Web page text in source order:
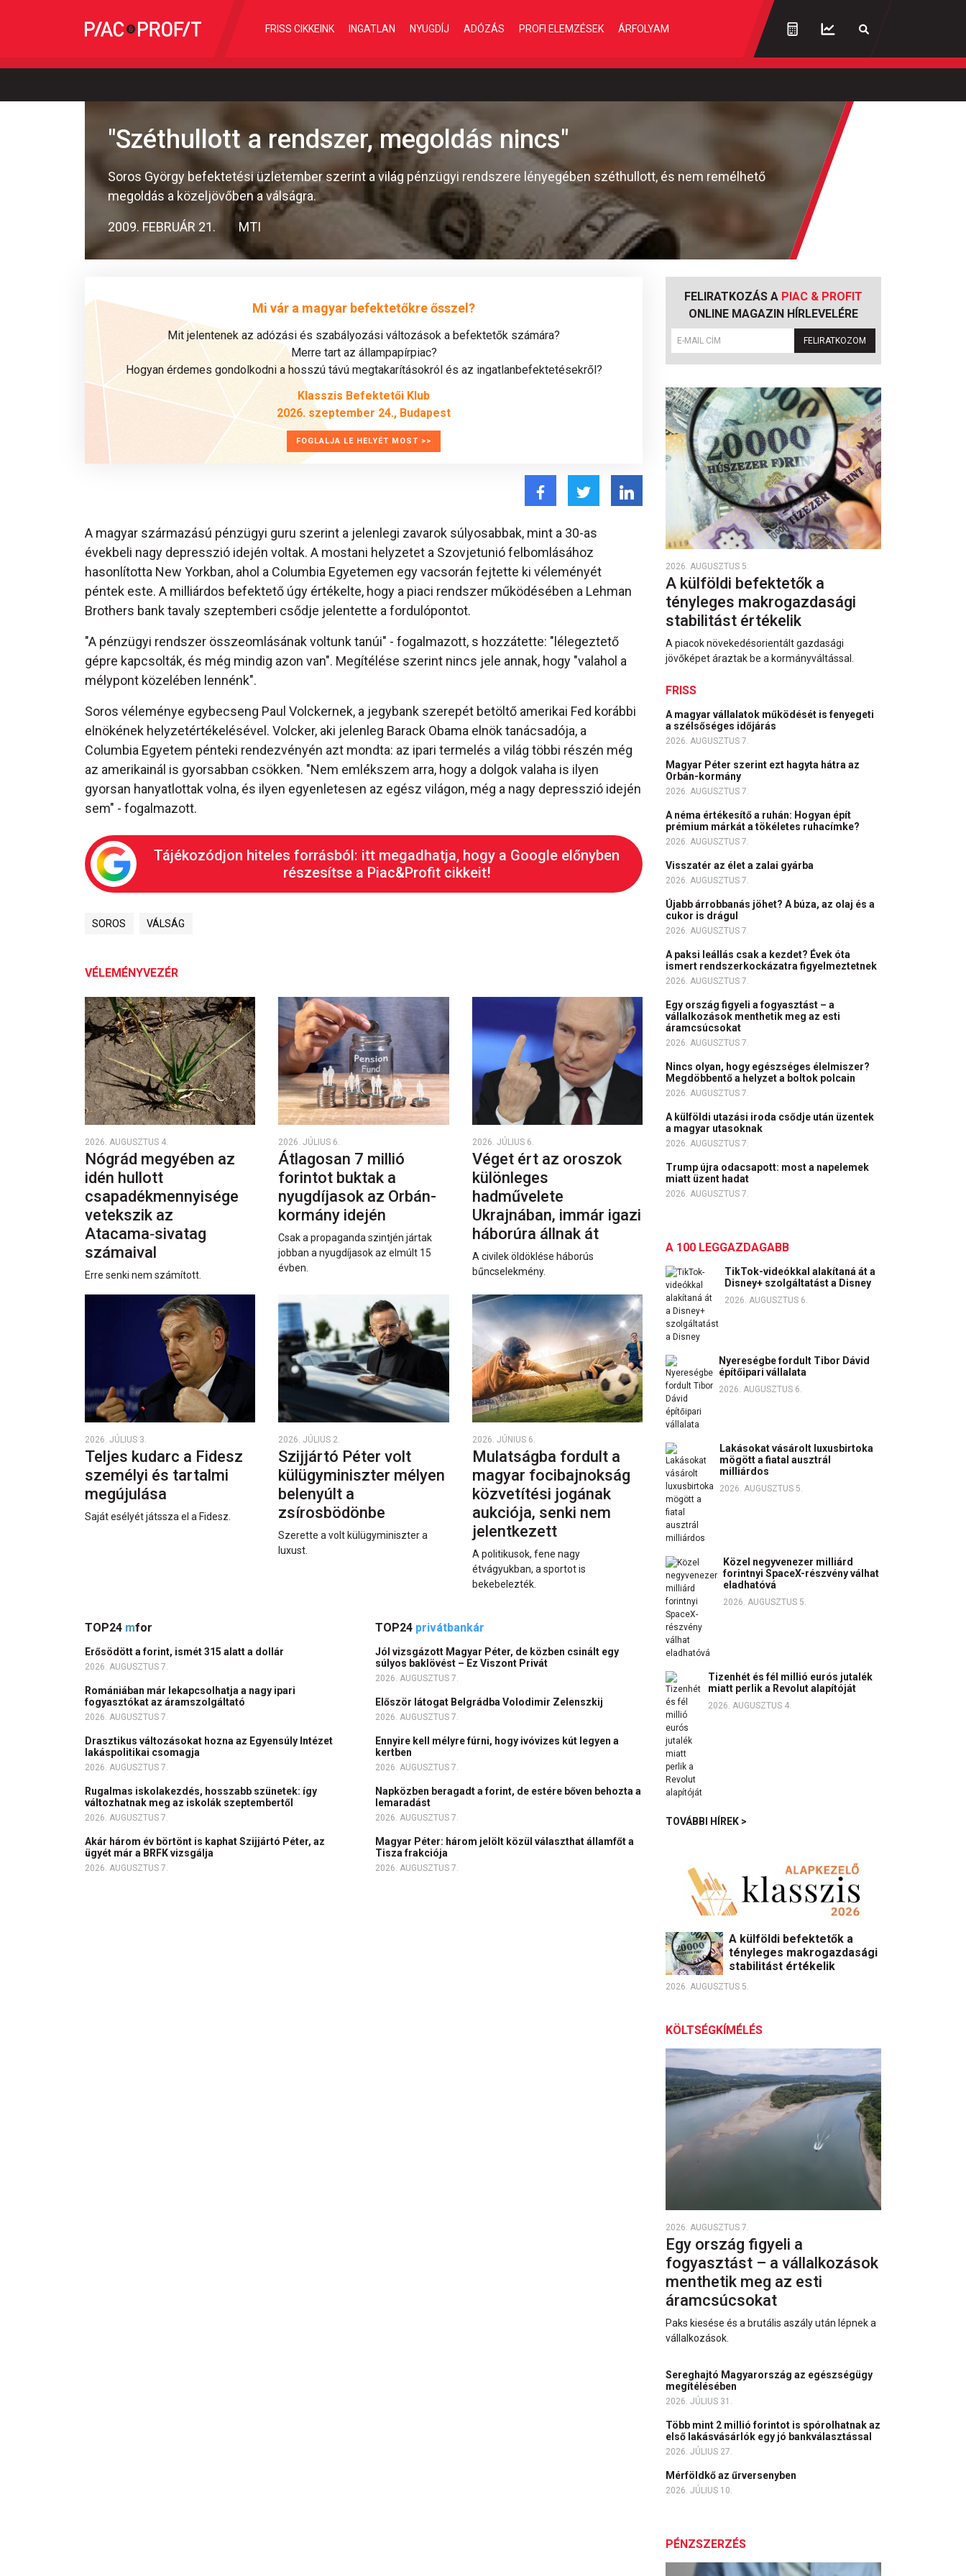
FRISS CIKKEINK INGATLAN NYUGDÍJ ADÓZÁS PROFI ELEMZÉSEK ÁRFOLYAM
"Széthullott a rendszer, megoldás nincs"
Soros György befektetési üzletember szerint a világ pénzügyi rendszere lényegében széthullott, és nem remélhető
megoldás a közeljövőben a válságra.
2009. FEBRUÁR 21. MTI
Mi vár a magyar befektetőkre ősszel?
Mit jelentenek az adózási és szabályozási változások a befektetők számára?
Merre tart az állampapírpiac?
Hogyan érdemes gondolkodni a hosszú távú megtakarításokról és az ingatlanbefektetésekről?
Klasszis Befektetői Klub
2026. szeptember 24., Budapest
FOGLALJA LE HELYÉT MOST >>
A magyar származású pénzügyi guru szerint a jelenlegi zavarok súlyosabbak, mint a 30-as
évekbeli nagy depresszió idején voltak. A mostani helyzetet a Szovjetunió felbomlásához
hasonlította New Yorkban, ahol a Columbia Egyetemen egy vacsorán fejtette ki véleményét
péntek este. A milliárdos befektető úgy értékelte, hogy a piaci rendszer működésében a Lehman
Brothers bank tavaly szeptemberi csődje jelentette a fordulópontot.
"A pénzügyi rendszer összeomlásának voltunk tanúi" - fogalmazott, s hozzátette: "lélegeztető
gépre kapcsolták, és még mindig azon van". Megítélése szerint nincs jele annak, hogy "valahol a
mélypont közelében lennénk".
Soros véleménye egybecseng Paul Volckernek, a jegybank szerepét betöltő amerikai Fed korábbi
elnökének helyzetértékelésével. Volcker, aki jelenleg Barack Obama elnök tanácsadója, a
Columbia Egyetem pénteki rendezvényén azt mondta: az ipari termelés a világ többi részén még
az amerikainál is gyorsabban csökken. "Nem emlékszem arra, hogy a dolgok valaha is ilyen
gyorsan hanyatlottak volna, és ilyen egyenletesen az egész világon, még a nagy depresszió idején
sem" - fogalmazott.
Tájékozódjon hiteles forrásból: itt megadhatja, hogy a Google előnyben
részesítse a Piac&Profit cikkeit!
SOROS VÁLSÁG
VÉLEMÉNYVEZÉR
2026. AUGUSZTUS 4.
Nógrád megyében az
idén hullott
csapadékmennyisége
vetekszik az
Atacama‑sivatag
számaival
Erre senki nem számított.
2026. JÚLIUS 6.
Átlagosan 7 millió
forintot buktak a
nyugdíjasok az Orbán-
kormány idején
Csak a propaganda szintjén jártak
jobban a nyugdíjasok az elmúlt 15
évben.
2026. JÚLIUS 6.
Véget ért az oroszok
különleges
hadművelete
Ukrajnában, immár igazi
háborúra állnak át
A civilek öldöklése háborús
bűncselekmény.
2026. JÚLIUS 3.
Teljes kudarc a Fidesz
személyi és tartalmi
megújulása
Saját esélyét játssza el a Fidesz.
2026. JÚLIUS 2.
Szijjártó Péter volt
külügyminiszter mélyen
belenyúlt a
zsírosbödönbe
Szerette a volt külügyminiszter a
luxust.
2026. JÚNIUS 6.
Mulatságba fordult a
magyar focibajnokság
közvetítési jogának
aukciója, senki nem
jelentkezett
A politikusok, fene nagy
étvágyukban, a sportot is
bekebelezték.
TOP24 mfor
Erősödött a forint, ismét 315 alatt a dollár
2026. AUGUSZTUS 7.
Romániában már lekapcsolhatja a nagy ipari
fogyasztókat az áramszolgáltató
2026. AUGUSZTUS 7.
Drasztikus változásokat hozna az Egyensúly Intézet
lakáspolitikai csomagja
2026. AUGUSZTUS 7.
Rugalmas iskolakezdés, hosszabb szünetek: így
változhatnak meg az iskolák szeptembertől
2026. AUGUSZTUS 7.
Akár három év börtönt is kaphat Szijjártó Péter, az
ügyét már a BRFK vizsgálja
2026. AUGUSZTUS 7.
TOP24 privátbankár
Jól vizsgázott Magyar Péter, de közben csinált egy
súlyos baklövést – Ez Viszont Privát
2026. AUGUSZTUS 7.
Először látogat Belgrádba Volodimir Zelenszkij
2026. AUGUSZTUS 7.
Ennyire kell mélyre fúrni, hogy ivóvizes kút legyen a
kertben
2026. AUGUSZTUS 7.
Napközben beragadt a forint, de estére bőven behozta a
lemaradást
2026. AUGUSZTUS 7.
Magyar Péter: három jelölt közül választhat államfőt a
Tisza frakciója
2026. AUGUSZTUS 7.
FELIRATKOZÁS A PIAC & PROFIT
ONLINE MAGAZIN HÍRLEVELÉRE
FELIRATKOZOM
2026. AUGUSZTUS 5.
A külföldi befektetők a
tényleges makrogazdasági
stabilitást értékelik
A piacok növekedésorientált gazdasági
jövőképet áraztak be a kormányváltással.
FRISS
A magyar vállalatok működését is fenyegeti
a szélsőséges időjárás
2026. AUGUSZTUS 7.
Magyar Péter szerint ezt hagyta hátra az
Orbán-kormány
2026. AUGUSZTUS 7.
A néma értékesítő a ruhán: Hogyan épít
prémium márkát a tökéletes ruhacímke?
2026. AUGUSZTUS 7.
Visszatér az élet a zalai gyárba
2026. AUGUSZTUS 7.
Újabb árrobbanás jöhet? A búza, az olaj és a
cukor is drágul
2026. AUGUSZTUS 7.
A paksi leállás csak a kezdet? Évek óta
ismert rendszerkockázatra figyelmeztetnek
2026. AUGUSZTUS 7.
Egy ország figyeli a fogyasztást – a
vállalkozások menthetik meg az esti
áramcsúcsokat
2026. AUGUSZTUS 7.
Nincs olyan, hogy egészséges élelmiszer?
Megdöbbentő a helyzet a boltok polcain
2026. AUGUSZTUS 7.
A külföldi utazási iroda csődje után üzentek
a magyar utasoknak
2026. AUGUSZTUS 7.
Trump újra odacsapott: most a napelemek
miatt üzent hadat
2026. AUGUSZTUS 7.
A 100 LEGGAZDAGABB
TikTok-videókkal alakítaná át a
Disney+ szolgáltatást a Disney
2026. AUGUSZTUS 6.
Nyereségbe fordult Tibor Dávid
építőipari vállalata
2026. AUGUSZTUS 6.
Lakásokat vásárolt luxusbirtoka
mögött a fiatal ausztrál
milliárdos
2026. AUGUSZTUS 5.
Közel negyvenezer milliárd
forintnyi SpaceX-részvény válhat
eladhatóvá
2026. AUGUSZTUS 5.
Tizenhét és fél millió eurós jutalék
miatt perlik a Revolut alapítóját
2026. AUGUSZTUS 4.
TOVÁBBI HÍREK >
A külföldi befektetők a
tényleges makrogazdasági
stabilitást értékelik
2026. AUGUSZTUS 5.
KÖLTSÉGKÍMÉLÉS
2026. AUGUSZTUS 7.
Egy ország figyeli a
fogyasztást – a vállalkozások
menthetik meg az esti
áramcsúcsokat
Paks kiesése és a brutális aszály után lépnek a
vállalkozások.
Sereghajtó Magyarország az egészségügy
megítélésében
2026. JÚLIUS 31.
Több mint 2 millió forintot is spórolhatnak az
első lakásvásárlók egy jó bankválasztással
2026. JÚLIUS 27.
Mérföldkő az űrversenyben
2026. JÚLIUS 10.
PÉNZSZERZÉS